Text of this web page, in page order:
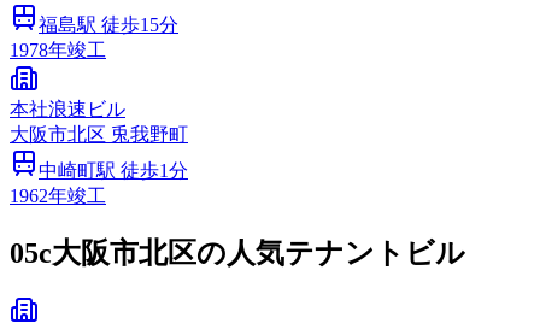
福島駅 徒歩15分
1978年竣工
本社浪速ビル
大阪市北区 兎我野町
中崎町駅 徒歩1分
1962年竣工
05c大阪市北区の人気テナントビル